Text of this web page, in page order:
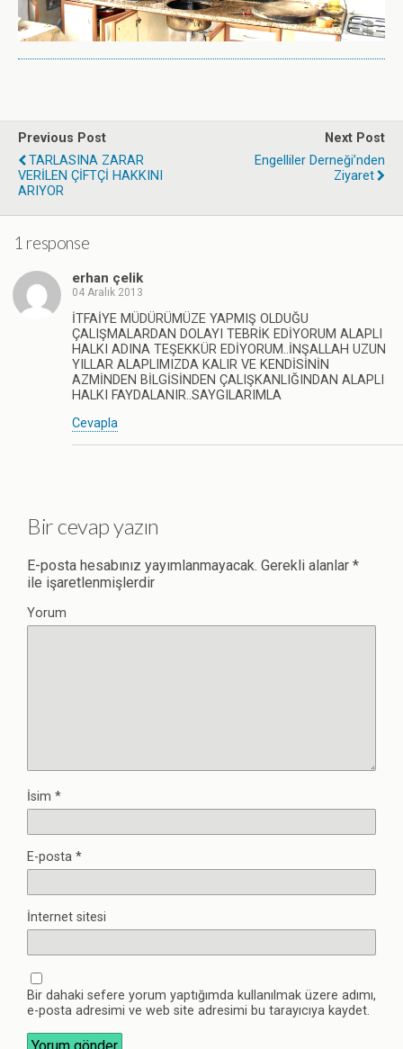
Previous Post
TARLASINA ZARAR
VERİLEN ÇİFTÇİ HAKKINI
ARIYOR
Next Post
Engelliler Derneği’nden
Ziyaret
1 response
erhan çelik
04 Aralık 2013
İTFAİYE MÜDÜRÜMÜZE YAPMIŞ OLDUĞU
ÇALIŞMALARDAN DOLAYI TEBRİK EDİYORUM ALAPLI
HALKI ADINA TEŞEKKÜR EDİYORUM..İNŞALLAH UZUN
YILLAR ALAPLIMIZDA KALIR VE KENDİSİNİN
AZMİNDEN BİLGİSİNDEN ÇALIŞKANLIĞINDAN ALAPLI
HALKI FAYDALANIR..SAYGILARIMLA
Cevapla
Bir cevap yazın
E-posta hesabınız yayımlanmayacak. Gerekli alanlar *
ile işaretlenmişlerdir
Yorum
İsim *
E-posta *
İnternet sitesi
Bir dahaki sefere yorum yaptığımda kullanılmak üzere adımı,
e-posta adresimi ve web site adresimi bu tarayıcıya kaydet.